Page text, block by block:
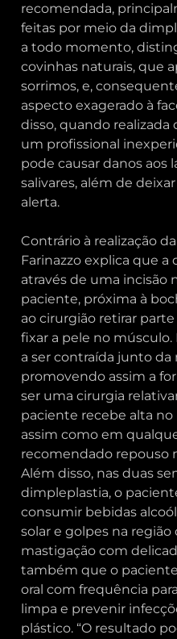
recomendada,
feitas por meio da
a todo momento,
covinhas naturais, que
sorrimos, e,
aspecto exagerado à
disso, quando
um profissional
pode causar danos aos
salivares, além de
alerta.
Contrário à realização
Farinazzo explica que
através de uma incisão
paciente, próxima à
ao cirurgião retirar
fixar a pele no músculo.
a ser contraída junto da
promovendo assim a
ser uma cirurgia
paciente recebe alta
assim como em
recomendado repouso
Além disso, nas duas
dimpleplastia, o
consumir bebidas
solar e golpes na região
mastigação com
também que o
oral com frequência
limpa e prevenir
plástico. “O resultado